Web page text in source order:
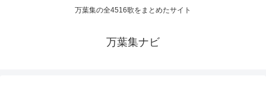
万葉集の全4516歌をまとめたサイト
万葉集ナビ